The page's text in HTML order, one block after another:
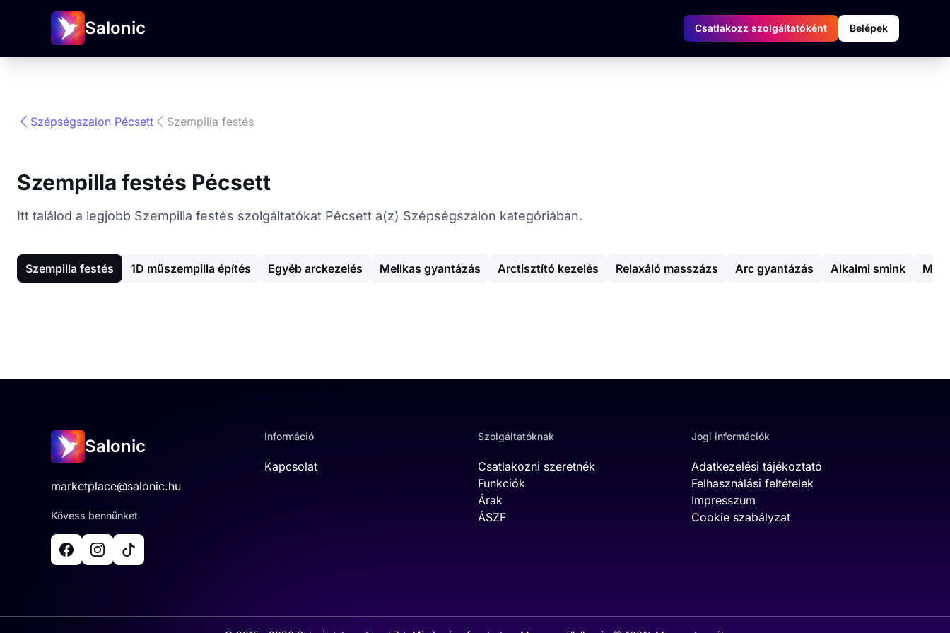
Salonic Csatlakozz szolgáltatóként Belépek
Szépségszalon Pécsett Szempilla festés
Szempilla festés Pécsett
Itt találod a legjobb Szempilla festés szolgáltatókat Pécsett a(z) Szépségszalon kategóriában.
Szempilla festés 1D műszempilla építés Egyéb arckezelés Mellkas gyantázás Arctisztító kezelés Relaxáló masszázs Arc gyantázás Alkalmi smink
Salonic
marketplace@salonic.hu
Kövess bennünket
Információ
Kapcsolat
Szolgáltatóknak
Csatlakozni szeretnék
Funkciók
Árak
ÁSZF
Jogi információk
Adatkezelési tájékoztató
Felhasználási feltételek
Impresszum
Cookie szabályzat